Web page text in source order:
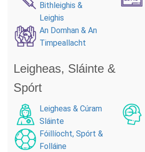
Bithleighis &
Leighis
An Domhan & An
Timpeallacht
Leigheas, Sláinte &
Spórt
Leigheas & Cúram
Sláinte
Fóillíocht, Spórt &
Folláine